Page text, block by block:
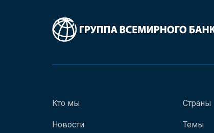
Кто мы
Новости
Страны
Темы